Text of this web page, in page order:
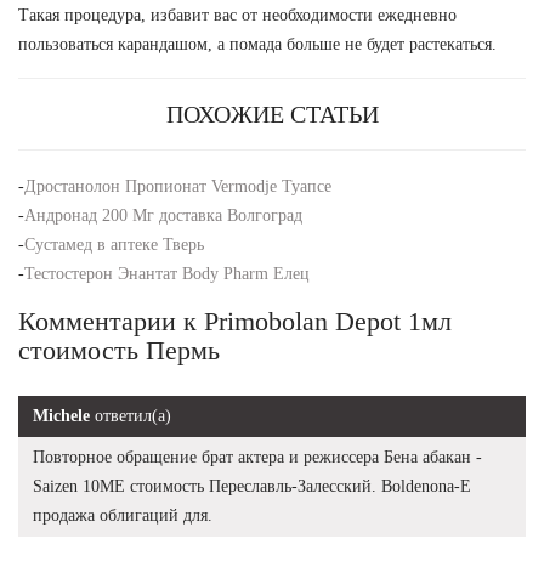
Такая процедура, избавит вас от необходимости ежедневно
пользоваться карандашом, а помада больше не будет растекаться.
ПОХОЖИЕ СТАТЬИ
-Дростанолон Пропионат Vermodje Туапсе
-Андронад 200 Мг доставка Волгоград
-Сустамед в аптеке Тверь
-Тестостерон Энантат Body Pharm Елец
Комментарии к Primobolan Depot 1мл
стоимость Пермь
Michele ответил(а)
Повторное обращение брат актера и режиссера Бена абакан -
Saizen 10ME стоимость Переславль-Залесский. Boldenona-E
продажа облигаций для.